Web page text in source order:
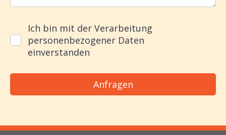
Ich bin mit der Verarbeitung
personenbezogener Daten
einverstanden